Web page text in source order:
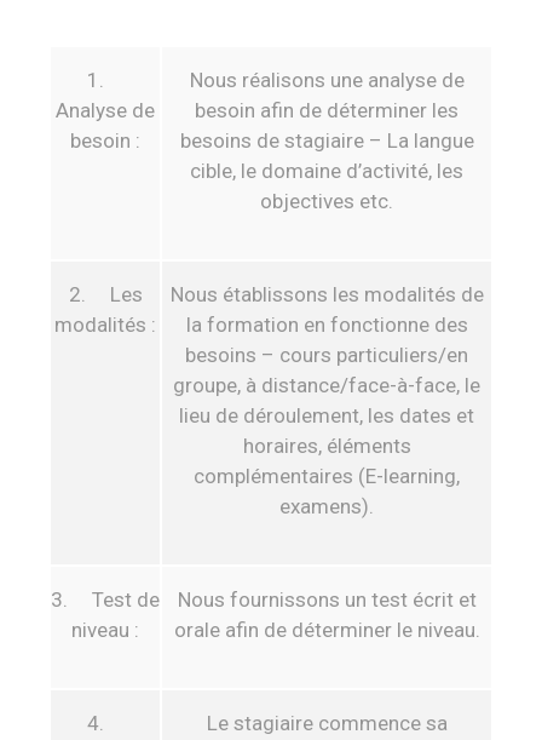
1.
Analyse de
besoin :
Nous réalisons une analyse de
besoin afin de déterminer les
besoins de stagiaire – La langue
cible, le domaine d’activité, les
objectives etc.
2. Les
modalités :
Nous établissons les modalités de
la formation en fonctionne des
besoins – cours particuliers/en
groupe, à distance/face-à-face, le
lieu de déroulement, les dates et
horaires, éléments
complémentaires (E-learning,
examens).
3. Test de
niveau :
Nous fournissons un test écrit et
orale afin de déterminer le niveau.
4.
Le stagiaire commence sa